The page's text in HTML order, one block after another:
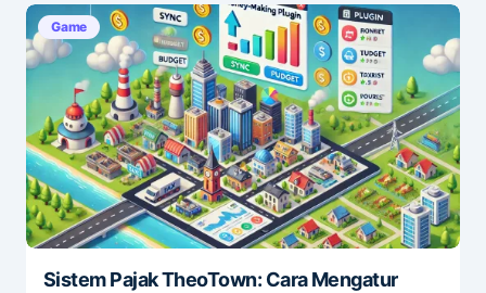
Game
Sistem Pajak TheoTown: Cara Mengatur